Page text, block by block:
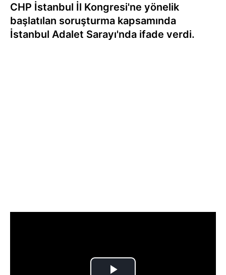
CHP İstanbul İl Kongresi'ne yönelik
başlatılan soruşturma kapsamında
İstanbul Adalet Sarayı'nda ifade verdi.